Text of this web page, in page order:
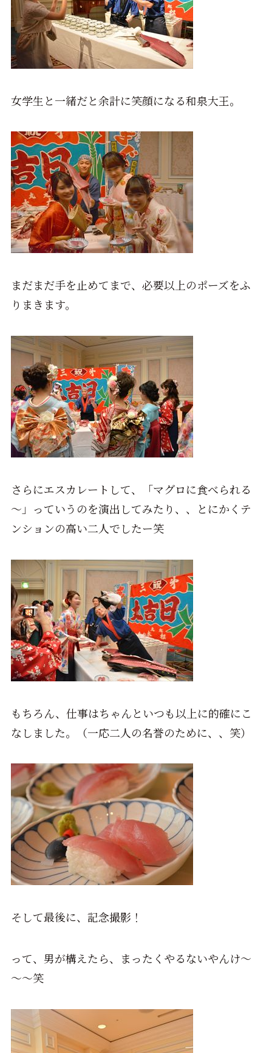
女学生と一緒だと余計に笑顔になる和泉大王。
まだまだ手を止めてまで、必要以上のポーズをふ
りまきます。
さらにエスカレートして、「マグロに食べられる
～」っていうのを演出してみたり、、とにかくテ
ンションの高い二人でしたー笑
もちろん、仕事はちゃんといつも以上に的確にこ
なしました。（一応二人の名誉のために、、笑）
そして最後に、記念撮影！
って、男が構えたら、まったくやるないやんけ～
～～笑